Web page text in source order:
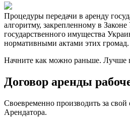
Процедуры передачи в аренду
алгоритму, закрепленному в
государственного имущества
нормативными актами этих громад.
Начните как можно раньше. Лучше
Договор аренды
Своевременно производить за
Арендатора.